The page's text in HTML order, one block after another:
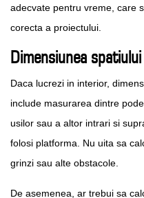
adecvate pentru vreme, care
corecta a proiectului.
Dimensiunea
Daca lucrezi in interior,
include masurarea dintre
usilor sau a altor intrari si
folosi platforma. Nu uita sa
grinzi sau alte obstacole.
De asemenea, ar trebui sa